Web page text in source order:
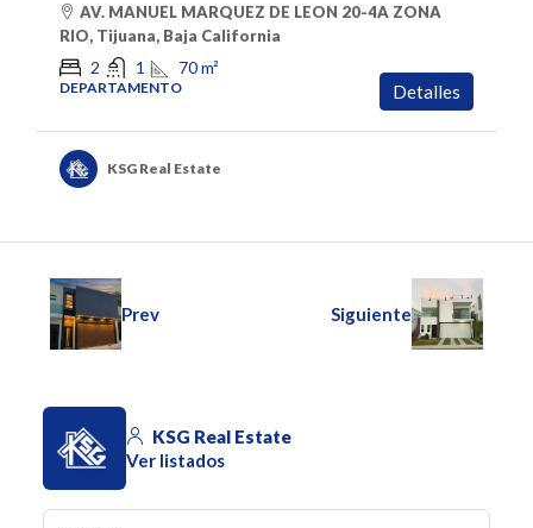
AV. MANUEL MARQUEZ DE LEON 20-4A ZONA
RIO, Tijuana, Baja California
2 1 70m²
DEPARTAMENTO Detalles
KSG Real Estate
Prev Siguiente
KSG Real Estate
Ver listados